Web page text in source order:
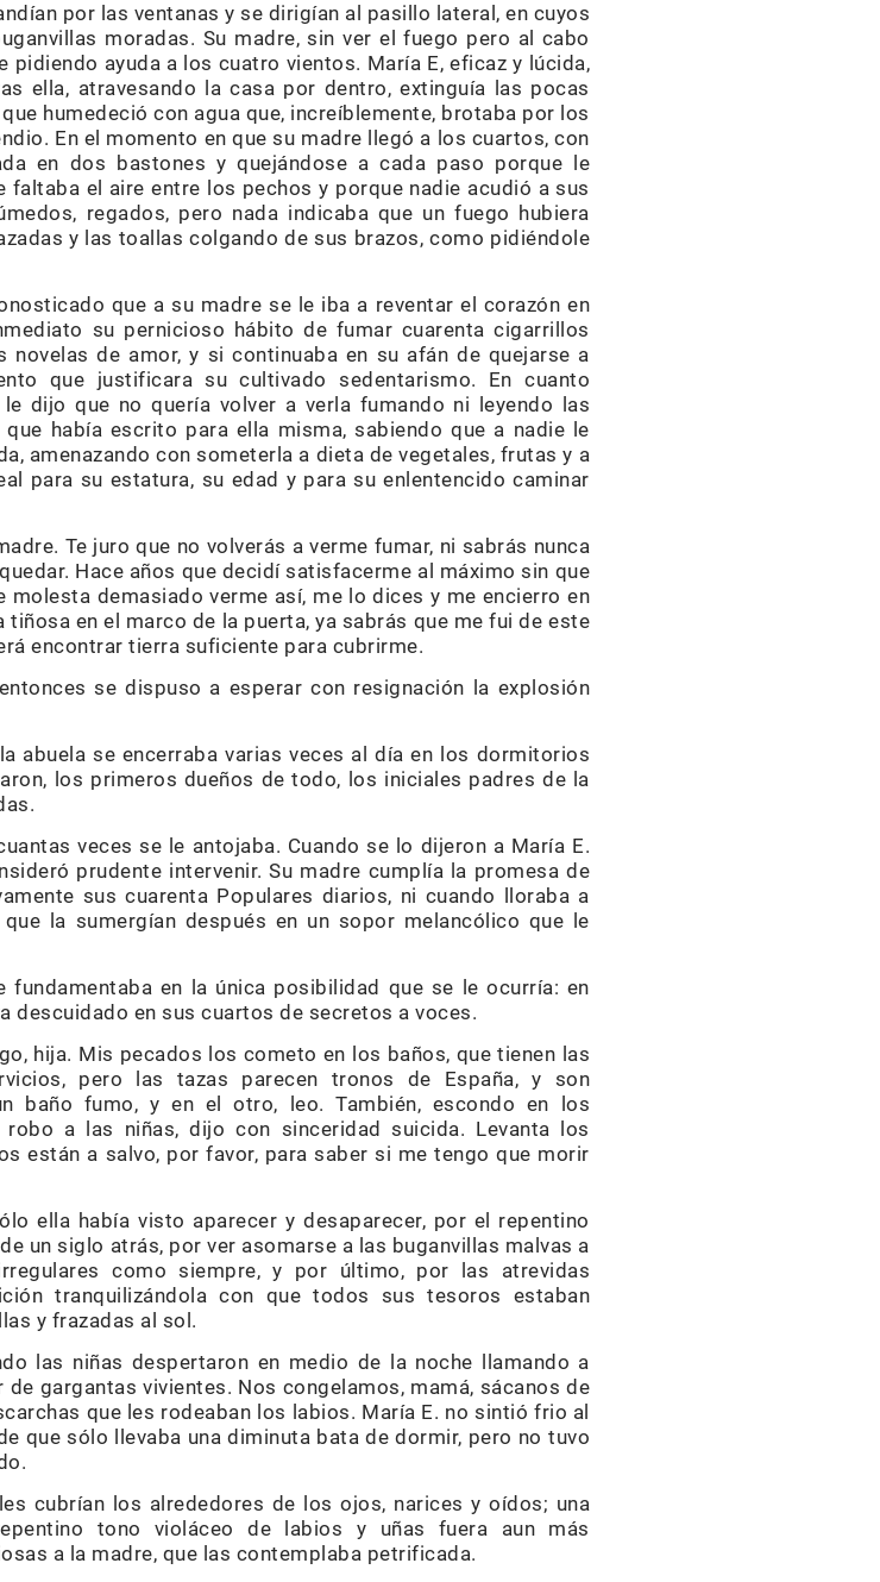
por las ventanas y se dirigían al pasillo lateral, en cuyos
moradas. Su madre, sin ver el fuego pero al cabo
ayuda a los cuatro vientos. María E, eficaz y lúcida,
ella, atravesando la casa por dentro, extinguía las pocas
humedeció con agua que, increíblemente, brotaba por los
En el momento en que su madre llegó a los cuartos, con
en dos bastones y quejándose a cada paso porque le
el aire entre los pechos y porque nadie acudió a sus
regados, pero nada indicaba que un fuego hubiera
y las toallas colgando de sus brazos, como pidiéndole
que a su madre se le iba a reventar el corazón en
su pernicioso hábito de fumar cuarenta cigarrillos
de amor, y si continuaba en su afán de quejarse a
que justificara su cultivado sedentarismo. En cuanto
dijo que no quería volver a verla fumando ni leyendo las
había escrito para ella misma, sabiendo que a nadie le
amenazando con someterla a dieta de vegetales, frutas y a
para su estatura, su edad y para su enlentencido caminar
Te juro que no volverás a verme fumar, ni sabrás nunca
Hace años que decidí satisfacerme al máximo sin que
demasiado verme así, me lo dices y me encierro en
en el marco de la puerta, ya sabrás que me fui de este
encontrar tierra suficiente para cubrirme.
se dispuso a esperar con resignación la explosión
abuela se encerraba varias veces al día en los dormitorios
los primeros dueños de todo, los iniciales padres de la
veces se le antojaba. Cuando se lo dijeron a María E.
prudente intervenir. Su madre cumplía la promesa de
sus cuarenta Populares diarios, ni cuando lloraba a
la sumergían después en un sopor melancólico que le
en la única posibilidad que se le ocurría: en
descuidado en sus cuartos de secretos a voces.
hija. Mis pecados los cometo en los baños, que tienen las
pero las tazas parecen tronos de España, y son
baño fumo, y en el otro, leo. También, escondo en los
a las niñas, dijo con sinceridad suicida. Levanta los
están a salvo, por favor, para saber si me tengo que morir
ella había visto aparecer y desaparecer, por el repentino
un siglo atrás, por ver asomarse a las buganvillas malvas a
como siempre, y por último, por las atrevidas
tranquilizándola con que todos sus tesoros estaban
y frazadas al sol.
las niñas despertaron en medio de la noche llamando a
gargantas vivientes. Nos congelamos, mamá, sácanos de
que les rodeaban los labios. María E. no sintió frio al
que sólo llevaba una diminuta bata de dormir, pero no tuvo
cubrían los alrededores de los ojos, narices y oídos; una
tono violáceo de labios y uñas fuera aun más
a la madre, que las contemplaba petrificada.